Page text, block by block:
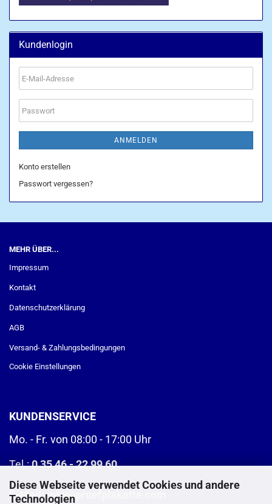
Diese Webseite verwendet Cookies und andere
Technologien
Kundenlogin
E-
Mail-
Adresse
Passwort
ANMELDEN
Konto erstellen
Passwort vergessen?
MEHR ÜBER...
Impressum
Kontakt
Datenschutzerklärung
AGB
Versand- & Zahlungsbedingungen
Cookie Einstellungen
KUNDENSERVICE
Mo. - Fr. von 08:00 - 17:00 Uhr
Tel.:0 35 46 - 22 99 60
E-Mail:info@pruefplakette.com